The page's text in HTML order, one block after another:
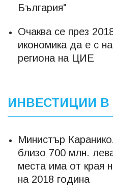
България"
Очаква се през
икономика да е с
региона на ЦИЕ
ИНВЕСТИЦИИ В
Министър
близо 700 млн.
места има от края
на 2018 година